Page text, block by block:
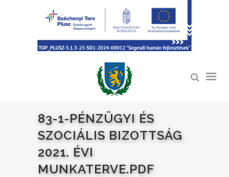
83-1-PÉNZÜGYI ÉS
SZOCIÁLIS BIZOTTSÁG
2021. ÉVI
MUNKATERVE.PDF